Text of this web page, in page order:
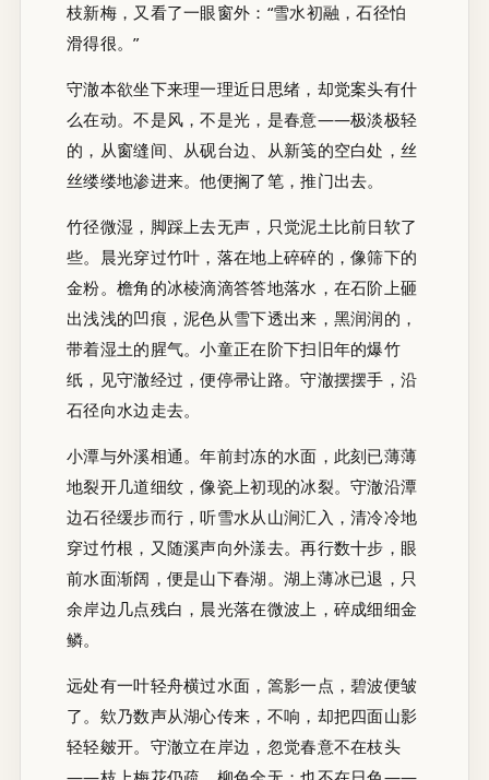
枝新梅，又看了一眼窗外：“雪水初融，石径怕
滑得很。”
守澈本欲坐下来理一理近日思绪，却觉案头有什
么在动。不是风，不是光，是春意——极淡极轻
的，从窗缝间、从砚台边、从新笺的空白处，丝
丝缕缕地渗进来。他便搁了笔，推门出去。
竹径微湿，脚踩上去无声，只觉泥土比前日软了
些。晨光穿过竹叶，落在地上碎碎的，像筛下的
金粉。檐角的冰棱滴滴答答地落水，在石阶上砸
出浅浅的凹痕，泥色从雪下透出来，黑润润的，
带着湿土的腥气。小童正在阶下扫旧年的爆竹
纸，见守澈经过，便停帚让路。守澈摆摆手，沿
石径向水边走去。
小潭与外溪相通。年前封冻的水面，此刻已薄薄
地裂开几道细纹，像瓷上初现的冰裂。守澈沿潭
边石径缓步而行，听雪水从山涧汇入，清冷冷地
穿过竹根，又随溪声向外漾去。再行数十步，眼
前水面渐阔，便是山下春湖。湖上薄冰已退，只
余岸边几点残白，晨光落在微波上，碎成细细金
鳞。
远处有一叶轻舟横过水面，篙影一点，碧波便皱
了。欸乃数声从湖心传来，不响，却把四面山影
轻轻皴开。守澈立在岸边，忽觉春意不在枝头